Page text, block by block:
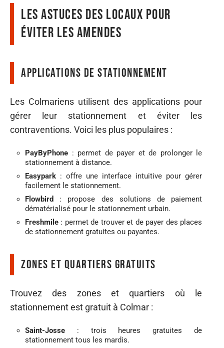
Les astuces des locaux pour
éviter les amendes
Applications de stationnement
Les Colmariens utilisent des applications pour
gérer leur stationnement et éviter les
contraventions. Voici les plus populaires :
PayByPhone : permet de payer et de prolonger le
stationnement à distance.
Easypark : offre une interface intuitive pour gérer
facilement le stationnement.
Flowbird
: propose des solutions de paiement
dématérialisé pour le stationnement urbain.
Freshmile : permet de trouver et de payer des places
de stationnement gratuites ou payantes.
Zones et quartiers gratuits
Trouvez des zones et quartiers où le
stationnement est gratuit à Colmar :
Saint-Josse : trois heures gratuites de
stationnement tous les mardis.